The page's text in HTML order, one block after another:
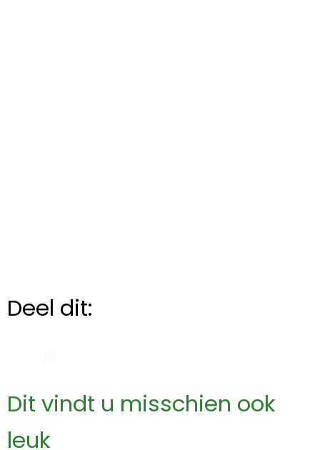
Deel dit:
Dit vindt u misschien ook
leuk